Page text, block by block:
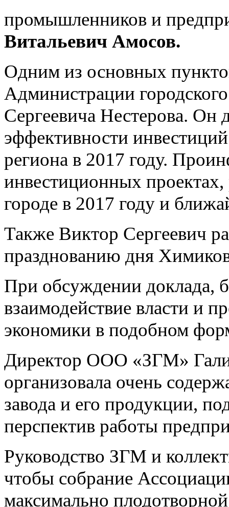
промышленников и
Витальевич Амосов.
Одним из основных
Администрации
Сергеевича Нестерова.
эффективности
региона в 2017 году.
инвестиционных
городе в 2017 году и
Также Виктор Сергеевич
празднованию дня
При обсуждении доклада,
взаимодействие власти и
экономики в подобном
Директор ООО «ЗГМ»
организовала очень
завода и его продукции,
перспектив работы
Руководство ЗГМ и
чтобы собрание
максимально